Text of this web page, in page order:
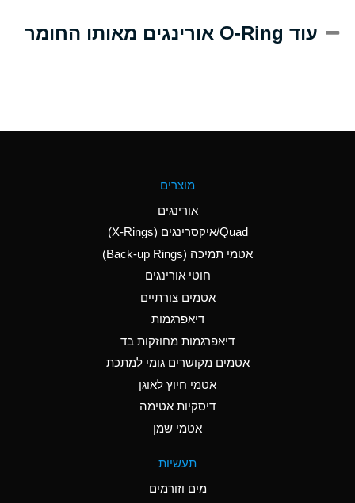
(Aqueous)
Aluminum Nitrate
(Aqueous)
Aluminum Phosphate
Ammonia Anhydrous
A
Ammonia Gas (cold)
A
Ammonia Gas (hot)
עוד O-Ring אורינגים מאותו החומר
מוצרים
אורינגים
Quad/איקסרינגים (X-Rings)
אטמי תמיכה (Back-up Rings)
חוטי אורינגים
אטמים צורתיים
דיאפרגמות
דיאפרגמות מחוזקות בד
אטמים מקושרים גומי למתכת
אטמי חיוץ לאוגן
דיסקיות אטימה
אטמי שמן
תעשיות
מים וזורמים